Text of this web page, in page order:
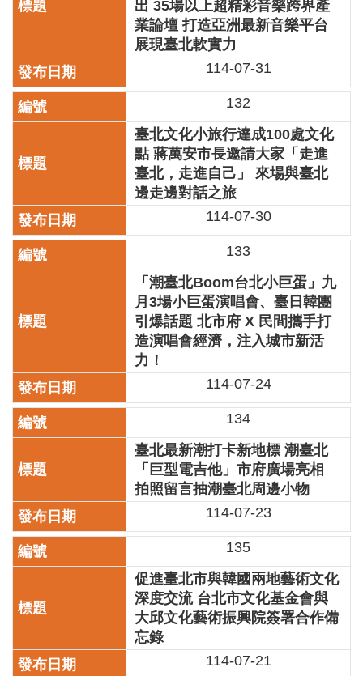
廉
臺
專
區
問
臺
北
市
政
開
資
訊
作
權
明
隱
私
保
護
策
出 35場以上超精彩音樂跨界產
業論壇 打造亞洲最新音樂平台
展現臺北軟實力
114-07-31
132
臺北文化小旅行達成100處文化
點 蔣萬安市長邀請大家「走進
臺北，走進自己」 來場與臺北
邊走邊對話之旅
114-07-30
133
「潮臺北Boom台北小巨蛋」九
月3場小巨蛋演唱會、臺日韓團
引爆話題 北市府 X 民間攜手打
造演唱會經濟，注入城市新活
力！
114-07-24
134
臺北最新潮打卡新地標 潮臺北
「巨型電吉他」市府廣場亮相
拍照留言抽潮臺北周邊小物
114-07-23
135
促進臺北市與韓國兩地藝術文化
深度交流 台北市文化基金會與
大邱文化藝術振興院簽署合作備
忘錄
114-07-21